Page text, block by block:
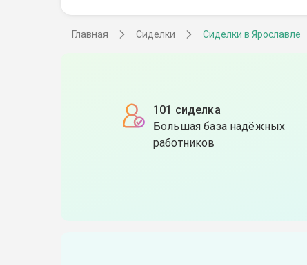
Главная Сиделки Сиделки в Ярославле
101 сиделка
Большая база надёжных
работников